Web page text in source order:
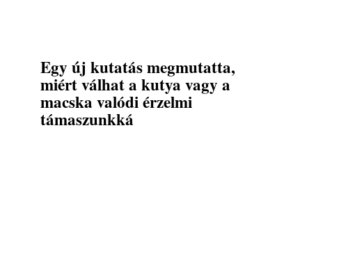
Egy új kutatás megmutatta,
miért válhat a kutya vagy a
macska valódi érzelmi
támaszunkká